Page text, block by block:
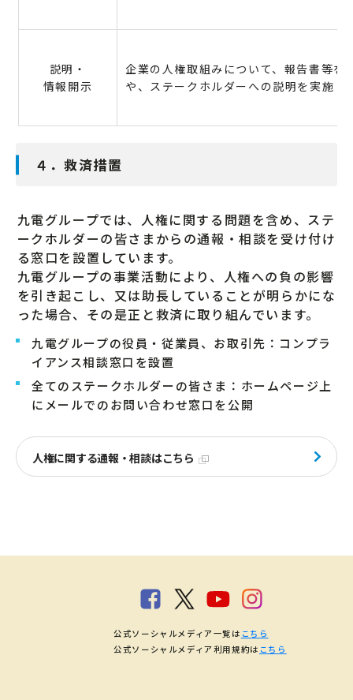
説明・
情報開示
企業の人権取組みについて、報告書等を
や、ステークホルダーへの説明を実施
４．救済措置
九電グループでは、人権に関する問題を含め、ステ
ークホルダーの皆さまからの通報・相談を受け付け
る窓口を設置しています。
九電グループの事業活動により、人権への負の影響
を引き起こし、又は助長していることが明らかにな
った場合、その是正と救済に取り組んでいます。
九電グループの役員・従業員、お取引先：コンプラ
イアンス相談窓口を設置
全てのステークホルダーの皆さま：ホームページ上
にメールでのお問い合わせ窓口を公開
人権に関する通報・相談はこちら
公式ソーシャルメディア一覧は こちら
公式ソーシャルメディア利用規約は こちら